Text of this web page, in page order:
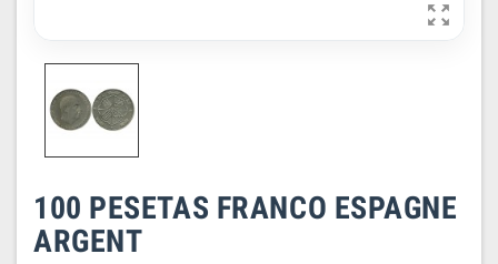

100 PESETAS FRANCO ESPAGNE
ARGENT